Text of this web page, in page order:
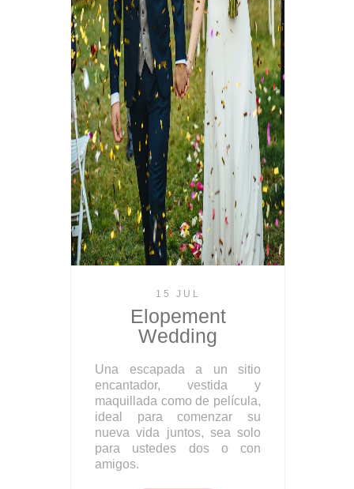
15 JUL
Elopement
Wedding
Una escapada a un sitio
encantador, vestida y
maquillada como de película,
ideal para comenzar su
nueva vida juntos, sea solo
para ustedes dos o con
amigos.